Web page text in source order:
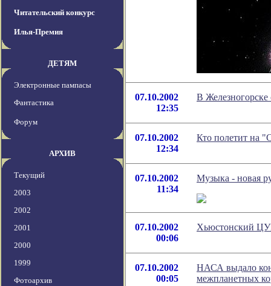
Читательский конкурс
Илья-Премия
ДЕТЯМ
Электронные пампасы
Фантастика
Форум
АРХИВ
Текущий
2003
2002
2001
2000
1999
Фотоархив
07.10.2002
12:35
В Железногорске
07.10.2002
12:34
Кто полетит на
07.10.2002
11:34
Музыка - новая
07.10.2002
00:06
Хьюстонский
07.10.2002
00:05
НАСА выдало
межпланетных